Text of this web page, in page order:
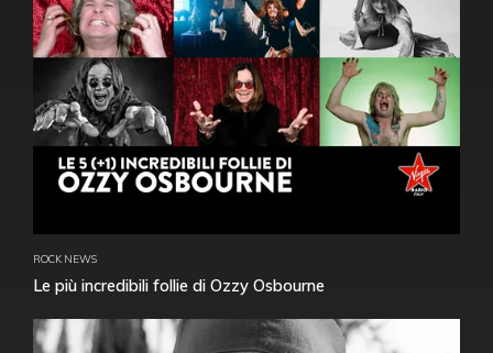
ROCK NEWS
Le più incredibili follie di Ozzy Osbourne